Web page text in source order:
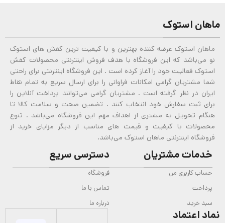
ماهان استوک
ماهان استوک عرضه کننده بهترین و با کیفیت ترین کفش های استوک
نو می‌باشد که این فروشگاه با هدف فروش اینترنتی محصولات کفش
استوک فعالیت خود را آغاز کرده است . این فروشگاه اینترنتی برای راحتی
شما مشتریان گرامی امکانات فراوانی را برای ارسال سریع به تمام نقاط
ایران در نظر گرفته است . مشتریان گرامی می‌توانند پرداخت آنلاین را
برای ثبت سفارش خود انتخاب کنند . تضمین صحت و سلامت کالا تا
هنگام تحویل به مشتری از اهداف مهم این فروشگاه می‌باشد . تنوع
محصولات با کیفیت و قیمت های مناسب از دیگر مزایای خرید از
فروشگاه اینترنتی ماهان استوک می‌باشد.
خدمات مشتریان
حساب کاربری من
پرداخت
سبد خرید
دسترسی سریع
فروشگاه
تماس با ما
درباره ما
نماد اعتماد